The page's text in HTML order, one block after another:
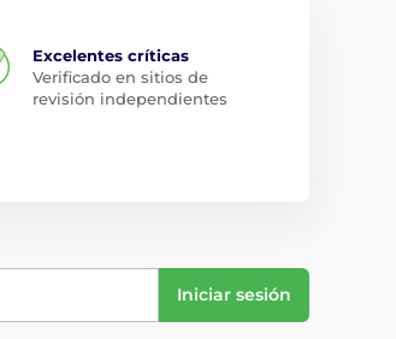
Excelentes críticas
Verificado en sitios de
revisión independientes
Iniciar sesión